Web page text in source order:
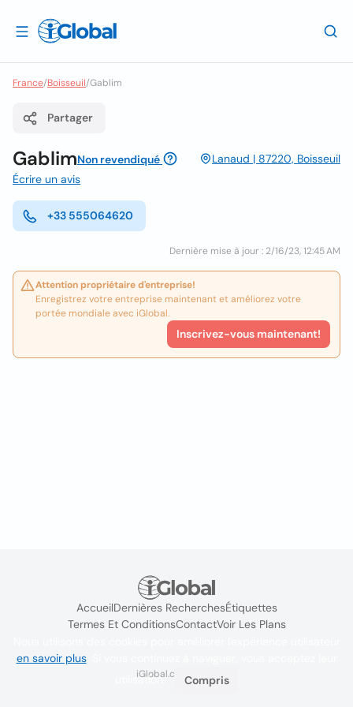
France/Boisseuil/Gablim
Partager
GablimNon revendiqué
Lanaud | 87220, Boisseuil
Écrire un avis
+33 555064620
Dernière mise à jour : 2/16/23, 12:45 AM
Attention propriétaire d'entreprise!
Enregistrez votre entreprise maintenant et améliorez votre
portée mondiale avec iGlobal.
Inscrivez-vous maintenant!
AccueilDernières RecherchesÉtiquettes
Termes Et ConditionsContactVoir Les Plans
iGlobal.co @ 2024
en savoir plus. Si vous continuez à naviguer, vous acceptez leur
utilisation.
Compris